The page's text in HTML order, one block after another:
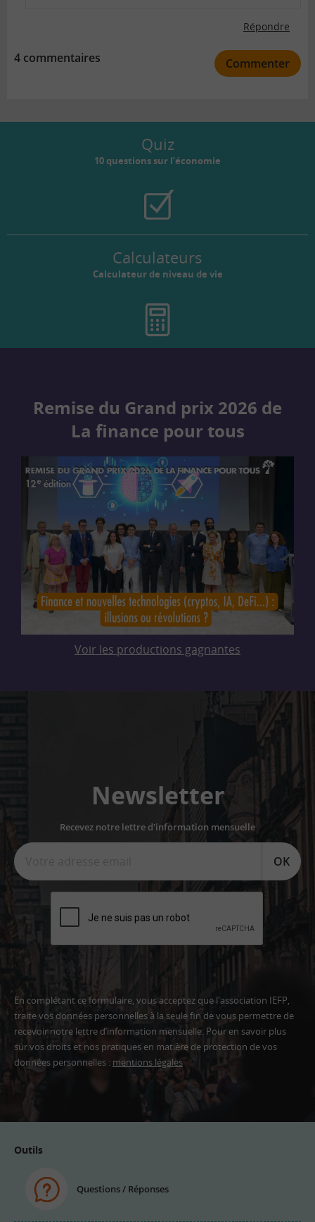
Répondre
4 commentaires Commenter
Quiz
10 questions sur l’économie
Calculateurs
Calculateur de niveau de vie
Remise du Grand prix 2026 de
La finance pour tous
Voir les productions gagnantes
Newsletter
Recevez notre lettre d'information mensuelle
OK
En complétant ce formulaire, vous acceptez que l'association IEFP,
traite vos données personnelles à la seule fin de vous permettre de
recevoir notre lettre d’information mensuelle. Pour en savoir plus
sur vos droits et nos pratiques en matière de protection de vos
données personnelles : mentions légales
Outils
Questions / Réponses